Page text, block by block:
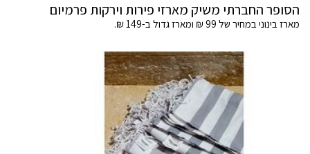
הסופר החברתי משיק מארזי פירות וירקות פרמיום
מארז בינוני במחיר של 99 ₪ ומארז גדול ב-149 ₪.